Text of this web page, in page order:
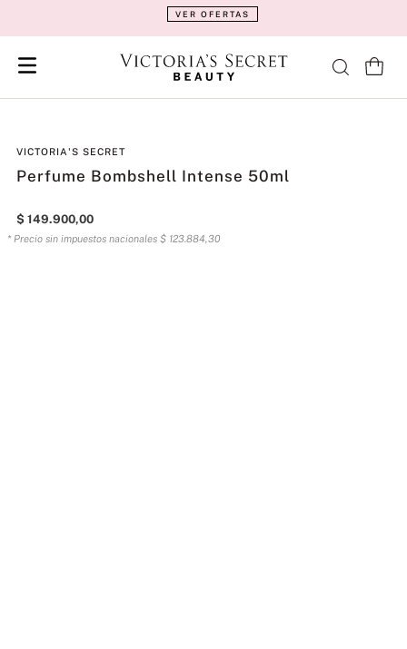
VER OFERTAS
VICTORIA'S SECRET
Perfume Bombshell Intense 50ml
$ 149.900,00
* Precio sin impuestos nacionales $ 123.884,30